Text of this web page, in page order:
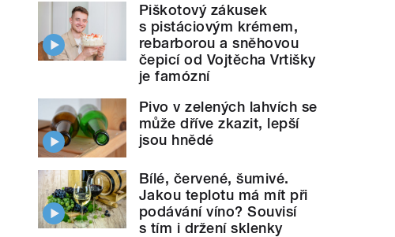
Piškotový zákusek
s pistáciovým krémem,
rebarborou a sněhovou
čepicí od Vojtěcha Vrtišky
je famózní
Pivo v zelených lahvích se
může dříve zkazit, lepší
jsou hnědé
Bílé, červené, šumivé.
Jakou teplotu má mít při
podávání víno? Souvisí
s tím i držení sklenky